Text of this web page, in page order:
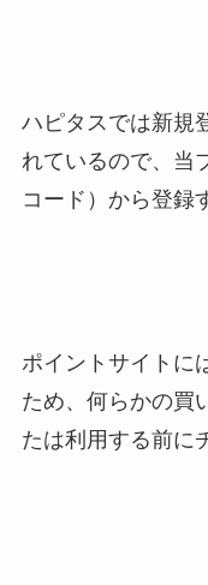
ハピタスでは新規
れているので、当
コード）から登録
ポイントサイトに
ため、何らかの買
たは利用する前に